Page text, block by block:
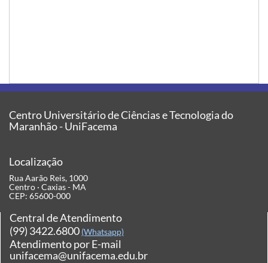
Centro Universitário de Ciências e Tecnologia do
Maranhão - UniFacema
Localização
Rua Aarão Reis, 1000
Centro · Caxias - MA
CEP: 65600-000
Central de Atendimento
(99) 3422.6800 (Whatsapp)
Atendimento por E-mail
unifacema@unifacema.edu.br